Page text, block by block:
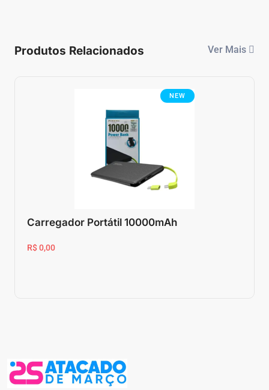
Produtos Relacionados Ver Mais
NEW
Carregador Portátil 10000mAh
R$ 0,00